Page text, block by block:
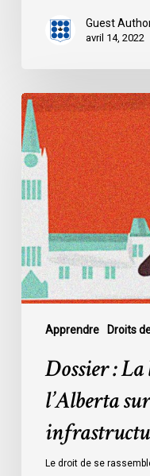
Guest
avril 14, 2022
Apprendre Droits
Dossier
:
La
loi
controversée
de
l’Alberta
sur
la
protection
infrastructures
Dossier : La
l’Alberta
Le droit de se